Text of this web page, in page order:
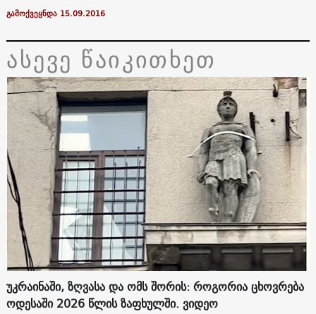
გამოქვეყნდა 15.09.2016
ასევე წაიკითხეთ
უკრაინაში, ზღვასა და ომს შორის: როგორია ცხოვრება
ოდესაში 2026 წლის ზაფხულში. ვიდეო